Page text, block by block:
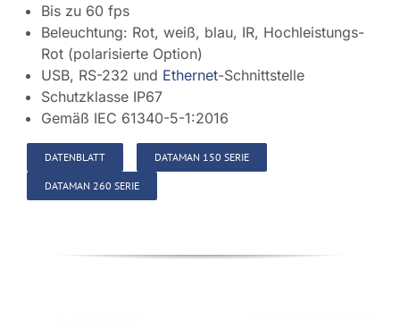
Bis zu 60 fps
Beleuchtung: Rot, weiß, blau, IR, Hochleistungs-
Rot (polarisierte Option)
USB, RS-232 und Ethernet-Schnittstelle
Schutzklasse IP67
Gemäß IEC 61340-5-1:2016
DATENBLATT DATAMAN 150 SERIE
DATAMAN 260 SERIE